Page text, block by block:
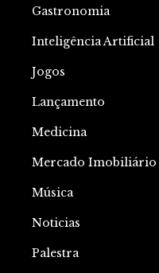
Gastronomia
Inteligência Artificial
Jogos
Lançamento
Medicina
Mercado Imobiliário
Música
Noticias
Palestra